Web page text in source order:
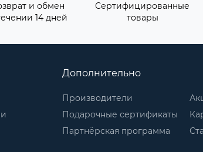
и обмен
14 дней
Сертифицированные
товары
Дополнительно
Производители
Подарочные сертификаты
Партнёрская программа